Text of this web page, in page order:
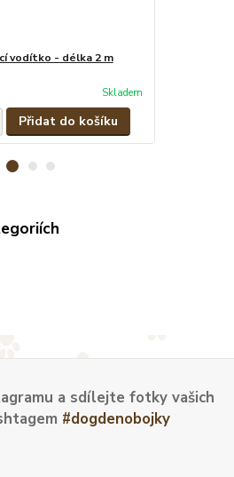
vodítko - délka 2 m
Skladem
Přidat do košíku
a sdílejte fotky vašich
#dogdenobojky